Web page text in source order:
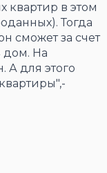
квартир в этом
Тогда
сможет за счет
дом. На
А для этого